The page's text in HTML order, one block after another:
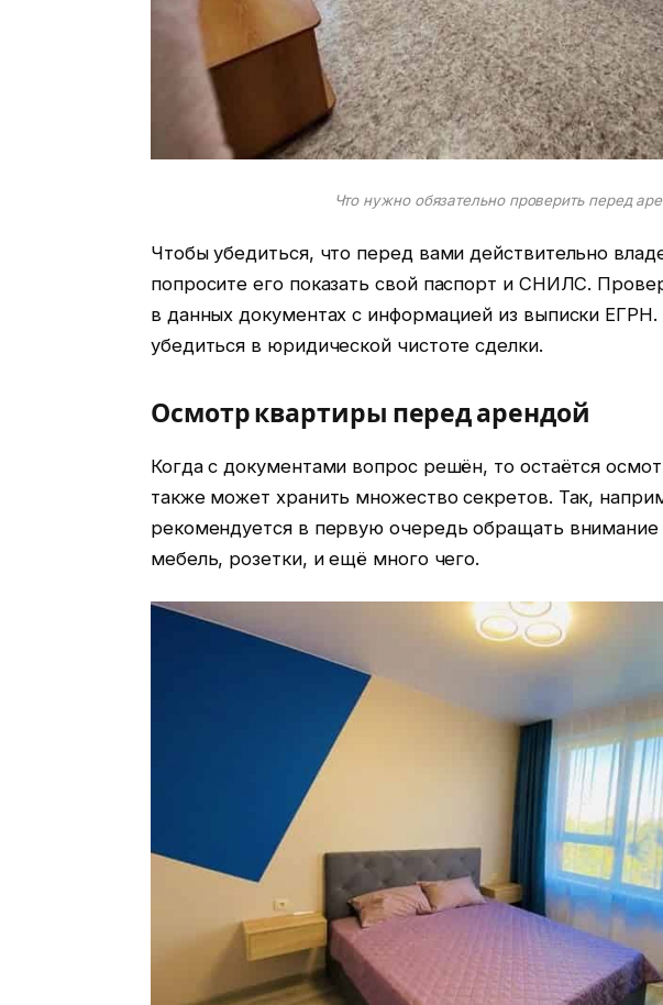
Что нужно обязательно проверить перед
Чтобы убедиться, что перед вами действительно
попросите его показать свой паспорт и СНИЛС.
в данных документах с информацией из выписки
убедиться в юридической чистоте сделки.
Осмотр квартиры перед арендой
Когда с документами вопрос решён, то остаётся
также может хранить множество секретов. Так,
рекомендуется в первую очередь обращать внимание
мебель, розетки, и ещё много чего.